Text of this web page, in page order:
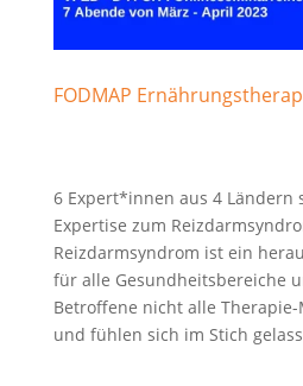
FODMAP
6 Expert*innen aus 4 Ländern
Expertise zum
Reizdarmsyndrom ist ein
für alle Gesundheitsbereiche
Betroffene nicht alle
und fühlen sich im Stich